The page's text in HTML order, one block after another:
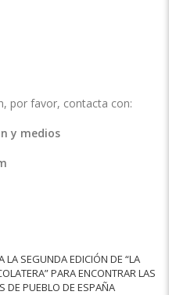
por favor, contacta con:
y medios
LA SEGUNDA EDICIÓN DE “LA
PARA ENCONTRAR LAS
DE PUEBLO DE ESPAÑA